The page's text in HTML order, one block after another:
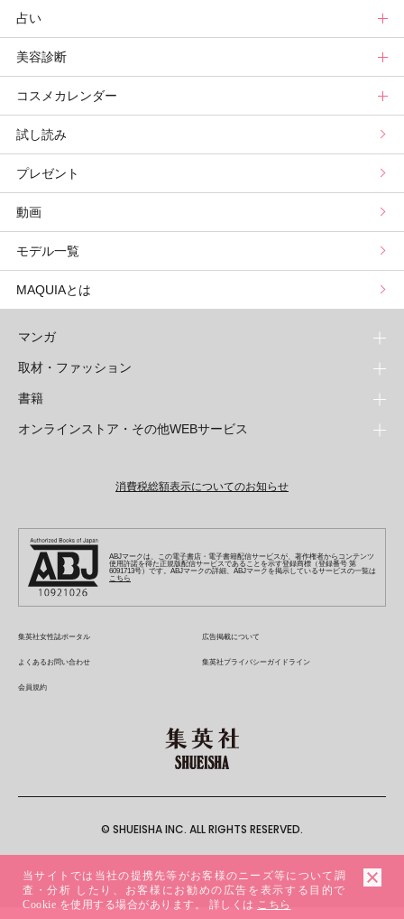
記事ランキング
メンバーランキング
読者ベスコス
プチプラコスメグランプリ
ブライトニング・UVグランプリ
プリュスベスコス
ニュース
ライフスタイルまとめ
ライフスタイル診断
連載トップ
マキアエディターズのオッス！推しコス
小林ひろ美のキレイはかけ算
小田ユイコのマニアックビューティREPORT
野毛まゆりの実況野毛Channel
星谷菜々の美に効くスイーツ
山本舞香のBeauty Script
占い
占いトップ
Keikoの月星座占い
三島キアリーの12星座別 恋愛運&美容運
動物キャラナビ占い
ムーン・リーの運を呼び寄せる香り
美容診断
美容診断トップ
パーソナルカラー診断
顔タイプ髪型診断
コスメカレンダー
コスメカレンダートップ
検索
試し読み
プレゼント
動画
モデル一覧
MAQUIAとは
マンガ
少年マンガ
週刊少年ジャンプ
少年ジャンプ+
ZEBRACK
ジャンプルーキー！
S-MANGA
集英社コミック文庫
青年マンガ
少年ジャンプ+
集英社コミック文庫
週刊ヤングジャンプ
ヤングジャンプ定期購読デジタル
となりのヤングジャンプ
グランドジャンプ
ウルトラジャンプ
少女マンガ
集英社コミック文庫
りぼん
マーガレット
別冊マーガレット
ジャンプTOON
S-MANGA
集英社コミック文庫
マンガMee公式サイト
リマコミ
マンガMeets
Cookie
取材・ファッション
ファッション・美容
Seventeen
LEE
eclat
T JAPAN
MEN'S NON-NO
UOMO
集英社オンライン
芸能・情報・スポーツ
Sportiva
パラスポ
書籍
文芸・文庫・総合
web 集英社文庫
青春と読書
アジア人物史
1日5分で、明日は変わる よみタイ yomitai
集英社ビジネス書
集英社新書
集英社新書プラス - 知の水先案内人
kotoba
e!集英社
情報・知識＆オピニオン imidas
ライトノベル・ノベライズ
JUMP j-BOOKS
ダッシュエックス文庫公式サイト
集英社Webマガジン コバルト
集英社みらい文庫
集英社の児童図書 S-KIDS.LAND
オンラインストア・その他WEBサービス
ジャンプキャラクターズストア
HAPPY PLUS STORE
SHUEISHA VOX
LEEマルシェ
SHOP Marisol
eclat premium
その他WEBサービス
集英社エディターズ・ラボ
消費税総額表示についてのお知らせ
ABJマークは、この電子書店・電子書籍配信サービスが、著作権者からコンテンツ
使用許諾を得た正規版配信サービスであることを示す登録商標（登録番号 第
6091713号）です。ABJマークの詳細、ABJマークを掲示しているサービスの一覧は
こちら
集英社女性誌ポータル 広告掲載について
よくあるお問い合わせ 集英社プライバシーガイドライン
会員規約
© SHUEISHA INC. ALL RIGHTS RESERVED.
当サイトでは当社の提携先等がお客様のニーズ等について調
査・分析 したり、お客様にお勧めの広告を表示する目的で
Cookie を使用する場合があります。 詳しくは こちら